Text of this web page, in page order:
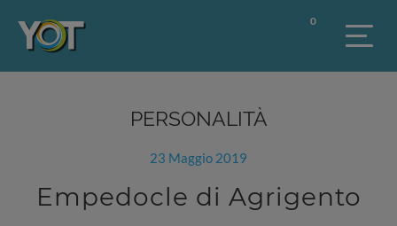
0
PERSONALITÀ
23 Maggio 2019
Empedocle di Agrigento